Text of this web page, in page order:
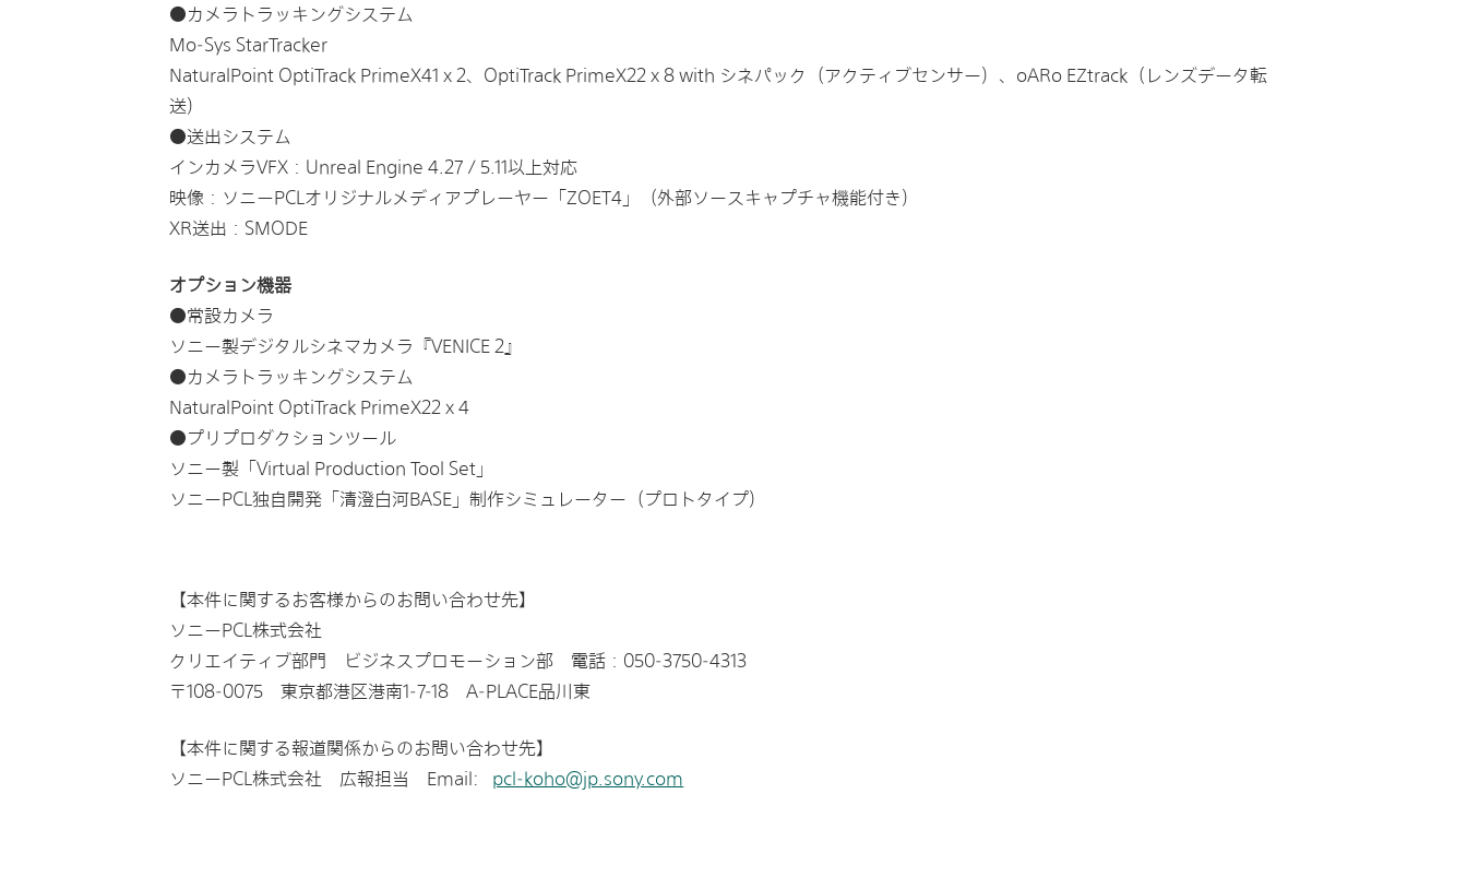
●カメラトラッキングシステム
Mo-Sys StarTracker
NaturalPoint OptiTrack PrimeX41 x 2、OptiTrack PrimeX22 x 8 with シネパック（アクティブセンサー）、oARo EZtrack（レンズデータ転
送）
●送出システム
インカメラVFX：Unreal Engine 4.27 / 5.11以上対応
映像：ソニーPCLオリジナルメディアプレーヤー「ZOET4」（外部ソースキャプチャ機能付き）
XR送出：SMODE
オプション機器
●常設カメラ
ソニー製デジタルシネマカメラ『VENICE 2』
●カメラトラッキングシステム
NaturalPoint OptiTrack PrimeX22 x 4
●プリプロダクションツール
ソニー製「Virtual Production Tool Set」
ソニーPCL独自開発「清澄白河BASE」制作シミュレーター（プロトタイプ）
【本件に関するお客様からのお問い合わせ先】
ソニーPCL株式会社
クリエイティブ部門 ビジネスプロモーション部 電話：050-3750-4313
〒108-0075 東京都港区港南1-7-18 A-PLACE品川東
【本件に関する報道関係からのお問い合わせ先】
ソニーPCL株式会社 広報担当 Email: pcl-koho@jp.sony.com